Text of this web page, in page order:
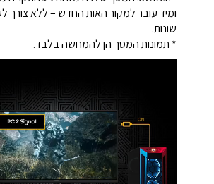
ומיד עובר למקור האות החדש – ללא צורך
שונות.
* תמונות המסך הן להמחשה בלבד.